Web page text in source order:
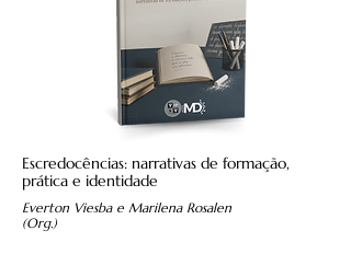
Escredocências: narrativas de formação,
prática e identidade
Everton Viesba e Marilena Rosalen
(Org.)